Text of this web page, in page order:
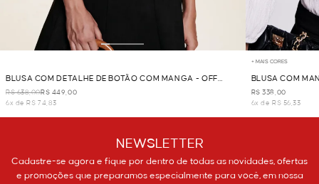
BLUSA COM DETALHE DE BOTÃO COM MANGA - OFF
WHITE
R$ 638,00R$ 449,00
6x de R$ 74,83
+ MAIS CORES
BLUSA COM
R$ 338,00
6x de R$ 56,33
NEWSLETTER
Cadastre-se agora e fique por dentro de todas as novidades, ofertas
e promoções que preparamos especialmente para você, em nossa